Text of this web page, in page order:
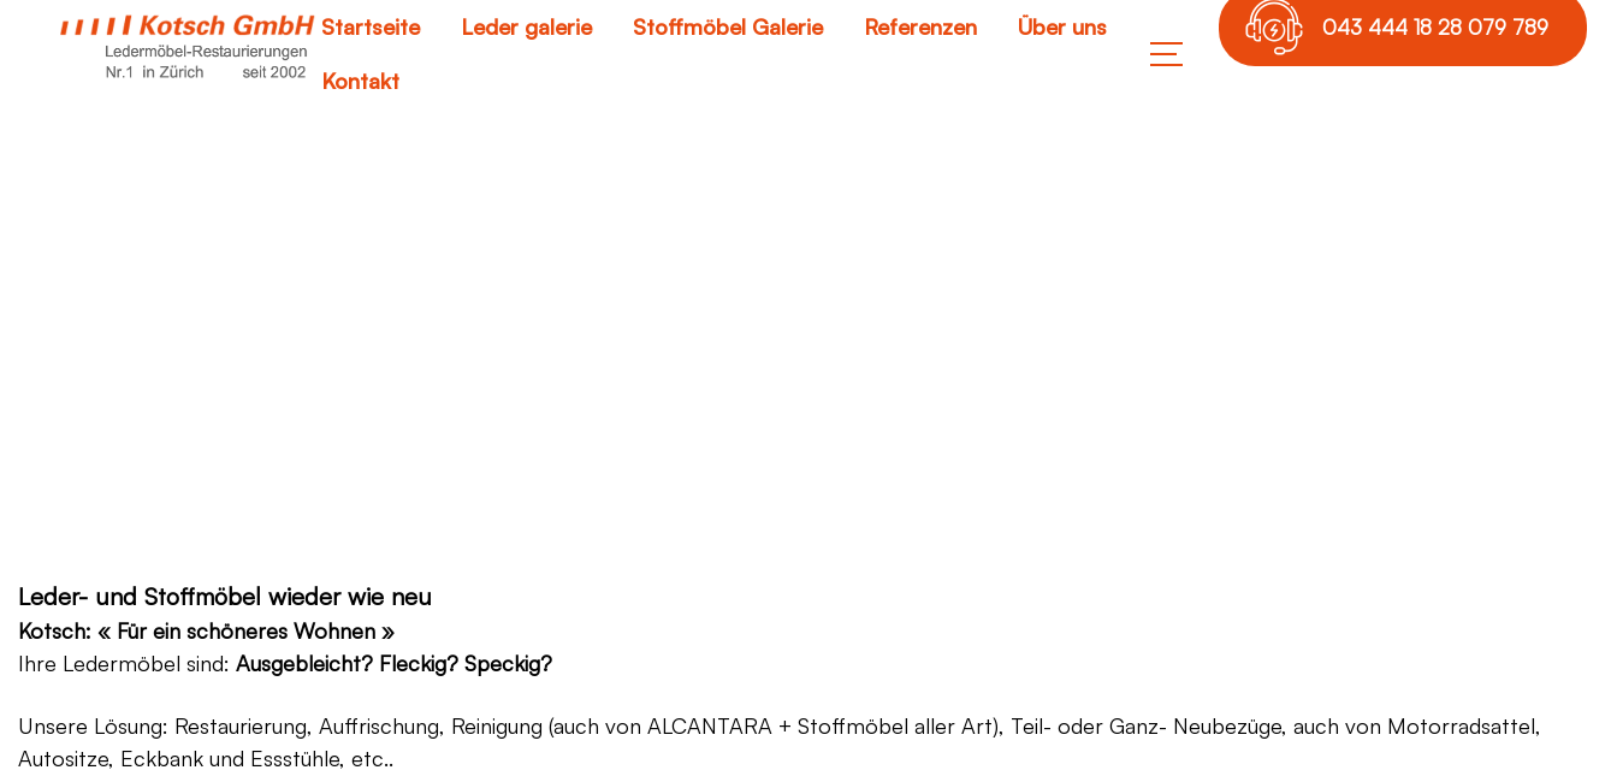
Startseite Leder galerie Stoffmöbel Galerie Referenzen Über uns
Kontakt
043 444 18 28 079 789
Leder- und Stoffmöbel wieder wie neu
Kotsch: « Für ein schöneres Wohnen »
Ihre Ledermöbel sind: Ausgebleicht? Fleckig? Speckig?
Unsere Lösung: Restaurierung, Auffrischung, Reinigung (auch von ALCANTARA + Stoffmöbel aller Art), Teil- oder Ganz- Neubezüge, auch von Motorradsattel,
Autositze, Eckbank und Essstühle, etc..